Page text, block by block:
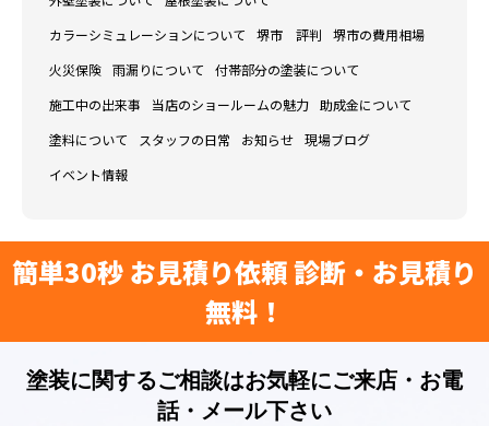
カラーシミュレーションについて 堺市 評判 堺市の費用相場
火災保険 雨漏りについて 付帯部分の塗装について
施工中の出来事 当店のショールームの魅力 助成金について
塗料について スタッフの日常 お知らせ 現場ブログ
イベント情報
簡単30秒 お見積り依頼 診断・お見積り
無料！
塗装に関するご相談はお気軽にご来店・お電
話・メール下さい